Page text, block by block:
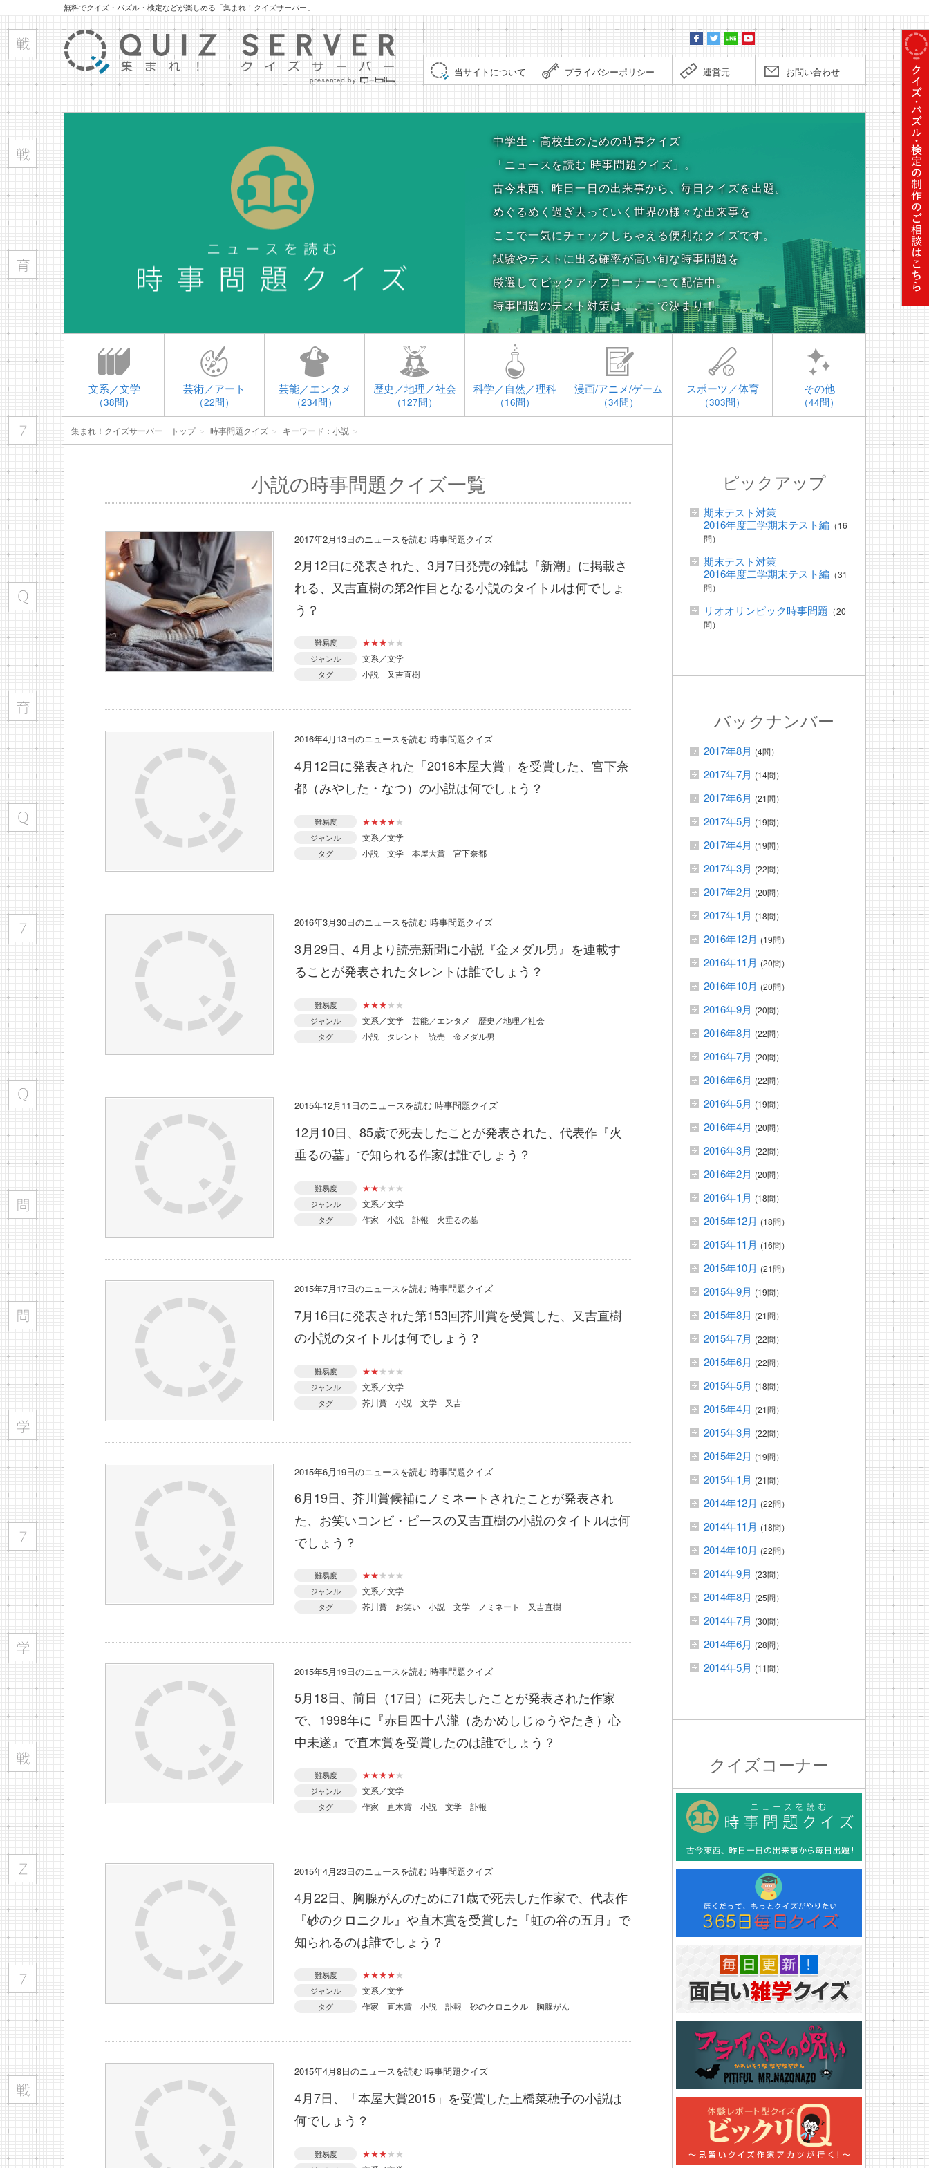
無料でクイズ・パズル・検定などが楽しめる「集まれ！クイズサーバー」
当サイトについて プライバシーポリシー 運営元 お問い合わせ
中学生・高校生のための時事クイズ
「ニュースを読む 時事問題クイズ」。
古今東西、昨日一日の出来事から、毎日クイズを出題。
めぐるめく過ぎ去っていく世界の様々な出来事を
ここで一気にチェックしちゃえる便利なクイズです。
試験やテストに出る確率が高い旬な時事問題を
厳選してピックアップコーナーにて配信中。
時事問題のテスト対策は、ここで決まり！
文系／文学
（38問）
芸術／アート
（22問）
芸能／エンタメ
（234問）
歴史／地理／社会
（127問）
科学／自然／理科
（16問）
漫画/アニメ/ゲーム
（34問）
スポーツ／体育
（303問）
その他
（44問）
集まれ！クイズサーバー トップ＞ 時事問題クイズ ＞ キーワード：小説 ＞
小説の時事問題クイズ一覧
2017年2月13日のニュースを読む 時事問題クイズ
2月12日に発表された、3月7日発売の雑誌『新潮』に掲載さ
れる、又吉直樹の第2作目となる小説のタイトルは何でしょ
う？
難易度 ★★★★ ★
ジャンル 文系／文学
タグ 小説 又吉直樹
2016年4月13日のニュースを読む 時事問題クイズ
4月12日に発表された「2016本屋大賞」を受賞した、宮下奈
都（みやした・なつ）の小説は何でしょう？
難易度 ★★★★★
ジャンル 文系／文学
タグ 小説 文学 本屋大賞 宮下奈都
2016年3月30日のニュースを読む 時事問題クイズ
3月29日、4月より読売新聞に小説『金メダル男』を連載す
ることが発表されたタレントは誰でしょう？
難易度 ★★★★ ★
ジャンル 文系／文学 芸能／エンタメ 歴史／地理／社会
タグ 小説 タレント 読売 金メダル男
2015年12月11日のニュースを読む 時事問題クイズ
12月10日、85歳で死去したことが発表された、代表作『火
垂るの墓』で知られる作家は誰でしょう？
難易度 ★★★ ★ ★
ジャンル 文系／文学
タグ 作家 小説 訃報 火垂るの墓
2015年7月17日のニュースを読む 時事問題クイズ
7月16日に発表された第153回芥川賞を受賞した、又吉直樹
の小説のタイトルは何でしょう？
難易度 ★★★ ★ ★
ジャンル 文系／文学
タグ 芥川賞 小説 文学 又吉
2015年6月19日のニュースを読む 時事問題クイズ
6月19日、芥川賞候補にノミネートされたことが発表され
た、お笑いコンビ・ピースの又吉直樹の小説のタイトルは何
でしょう？
難易度 ★★★ ★ ★
ジャンル 文系／文学
タグ 芥川賞 お笑い 小説 文学 ノミネート 又吉直樹
2015年5月19日のニュースを読む 時事問題クイズ
5月18日、前日（17日）に死去したことが発表された作家
で、1998年に『赤目四十八瀧（あかめしじゅうやたき）心
中未遂』で直木賞を受賞したのは誰でしょう？
難易度 ★★★★★
ジャンル 文系／文学
タグ 作家 直木賞 小説 文学 訃報
2015年4月23日のニュースを読む 時事問題クイズ
4月22日、胸腺がんのために71歳で死去した作家で、代表作
『砂のクロニクル』や直木賞を受賞した『虹の谷の五月』で
知られるのは誰でしょう？
難易度 ★★★★★
ジャンル 文系／文学
タグ 作家 直木賞 小説 訃報 砂のクロニクル 胸腺がん
2015年4月8日のニュースを読む 時事問題クイズ
4月7日、「本屋大賞2015」を受賞した上橋菜穂子の小説は
何でしょう？
難易度 ★★★★ ★
ピックアップ
期末テスト対策
2016年度三学期末テスト編 （16
問）
期末テスト対策
2016年度二学期末テスト編 （31
問）
リオオリンピック時事問題 （20
問）
バックナンバー
2017年8月 (4問）
2017年7月 (14問）
2017年6月 (21問）
2017年5月 (19問）
2017年4月 (19問）
2017年3月 (22問）
2017年2月 (20問）
2017年1月 (18問）
2016年12月 (19問）
2016年11月 (20問）
2016年10月 (20問）
2016年9月 (20問）
2016年8月 (22問）
2016年7月 (20問）
2016年6月 (22問）
2016年5月 (19問）
2016年4月 (20問）
2016年3月 (22問）
2016年2月 (20問）
2016年1月 (18問）
2015年12月 (18問）
2015年11月 (16問）
2015年10月 (21問）
2015年9月 (19問）
2015年8月 (21問）
2015年7月 (22問）
2015年6月 (22問）
2015年5月 (18問）
2015年4月 (21問）
2015年3月 (22問）
2015年2月 (19問）
2015年1月 (21問）
2014年12月 (22問）
2014年11月 (18問）
2014年10月 (22問）
2014年9月 (23問）
2014年8月 (25問）
2014年7月 (30問）
2014年6月 (28問）
2014年5月 (11問）
クイズコーナー